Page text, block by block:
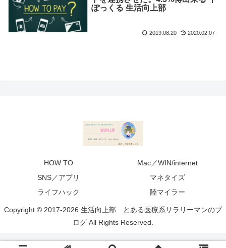
ぽっくる 生活向上部
2019.08.20 2020.02.07
HOW TO
Mac／WIN/internet
SNS／アプリ
マネタイズ
ライフハック
陸マイラー
Copyright © 2017-2026 生活向上部 とある医療系サラリーマンのブ
ログ All Rights Reserved.